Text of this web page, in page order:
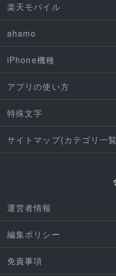
楽天モバイル
ahamo
iPhone機種
アプリの使い方
特殊文字
サイトマップ(カテゴリ一
運営者情報
編集ポリシー
免責事項